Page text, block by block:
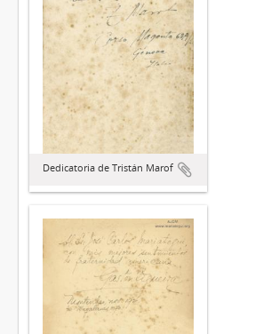
Dedicatoria de Tristán Marof